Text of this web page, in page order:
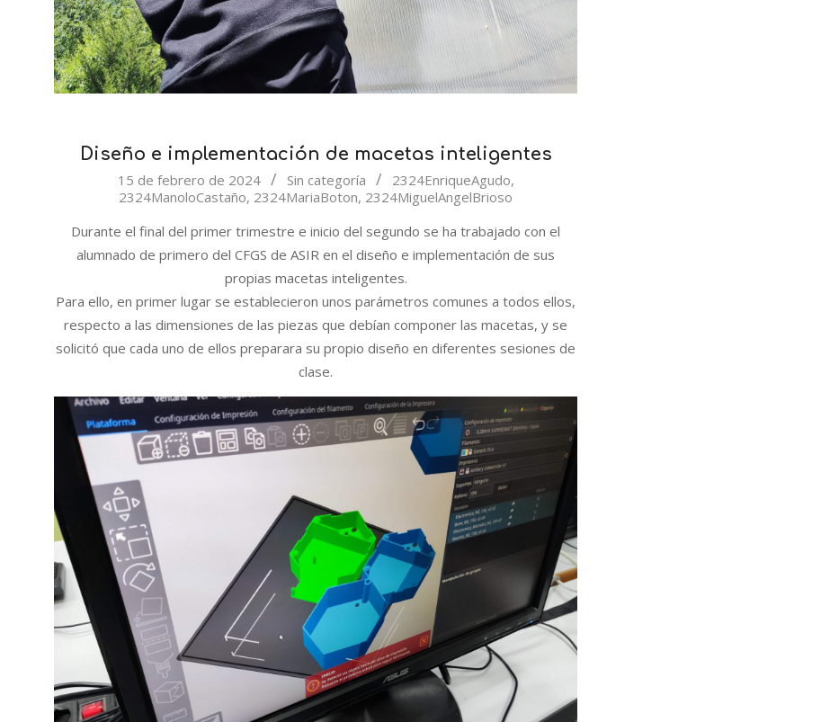
Diseño e implementación de macetas inteligentes
15 de febrero de 2024 Sin categoría 2324EnriqueAgudo,
2324ManoloCastaño, 2324MariaBoton, 2324MiguelAngelBrioso
Durante el final del primer trimestre e inicio del segundo se ha trabajado con el
alumnado de primero del CFGS de ASIR en el diseño e implementación de sus
propias macetas inteligentes.
Para ello, en primer lugar se establecieron unos parámetros comunes a todos ellos,
respecto a las dimensiones de las piezas que debían componer las macetas, y se
solicitó que cada uno de ellos preparara su propio diseño en diferentes sesiones de
clase.